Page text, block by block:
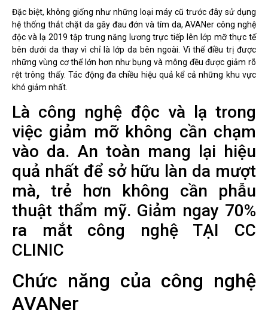
Đặc biệt, không giống như những loại máy cũ trước đây sử dụng
hệ thống thắt chặt da gây đau đớn và tím da, AVANer công nghệ
độc và lạ 2019 tập trung năng lương trực tiếp lên lớp mỡ thực tế
bên dưới da thay vì chỉ là lớp da bên ngoài. Vì thế điều trị được
những vùng cơ thể lớn hơn như bụng và mông đều được giảm rõ
rệt trông thấy. Tác động đa chiều hiệu quả kể cả những khu vực
khó giảm nhất.
Là công nghệ độc và lạ trong
việc giảm mỡ không cần chạm
vào da. An toàn mang lại hiệu
quả nhất để sở hữu làn da mượt
mà, trẻ hơn không cần phẫu
thuật thẩm mỹ. Giảm ngay 70%
ra mắt công nghệ TẠI CC
CLINIC
Chức năng của công nghệ
AVANer